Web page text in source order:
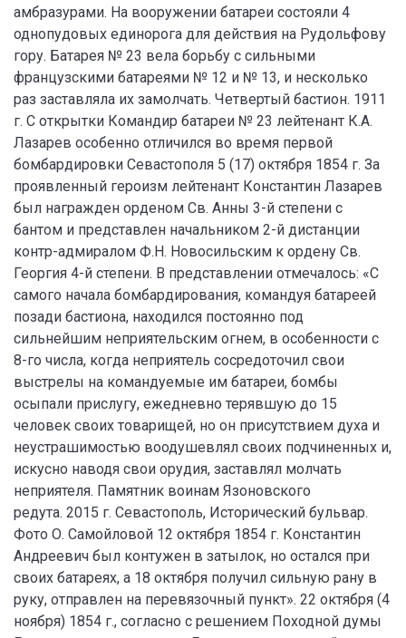
амбразурами. На вооружении батареи состояли 4
однопудовых единорога для действия на Рудольфову
гору. Батарея № 23 вела борьбу с сильными
французскими батареями № 12 и № 13, и несколько
раз заставляла их замолчать. Четвертый бастион. 1911
г. С открытки Командир батареи № 23 лейтенант К.А.
Лазарев особенно отличился во время первой
бомбардировки Севастополя 5 (17) октября 1854 г. За
проявленный героизм лейтенант Константин Лазарев
был награжден орденом Св. Анны 3-й степени с
бантом и представлен начальником 2-й дистанции
контр-адмиралом Ф.Н. Новосильским к ордену Св.
Георгия 4-й степени. В представлении отмечалось: «С
самого начала бомбардирования, командуя батареей
позади бастиона, находился постоянно под
сильнейшим неприятельским огнем, в особенности с
8-го числа, когда неприятель сосредоточил свои
выстрелы на командуемые им батареи, бомбы
осыпали прислугу, ежедневно терявшую до 15
человек своих товарищей, но он присутствием духа и
неустрашимостью воодушевлял своих подчиненных и,
искусно наводя свои орудия, заставлял молчать
неприятеля. Памятник воинам Язоновского
редута. 2015 г. Севастополь, Исторический бульвар.
Фото О. Самойловой 12 октября 1854 г. Константин
Андреевич был контужен в затылок, но остался при
своих батареях, а 18 октября получил сильную рану в
руку, отправлен на перевязочный пункт». 22 октября (4
ноября) 1854 г., согласно с решением Походной думы